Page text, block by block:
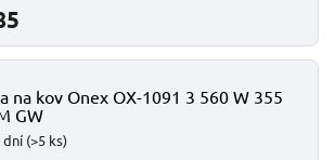
na kov Onex OX-1091 3 560 W 355
GW
dní (>5 ks)